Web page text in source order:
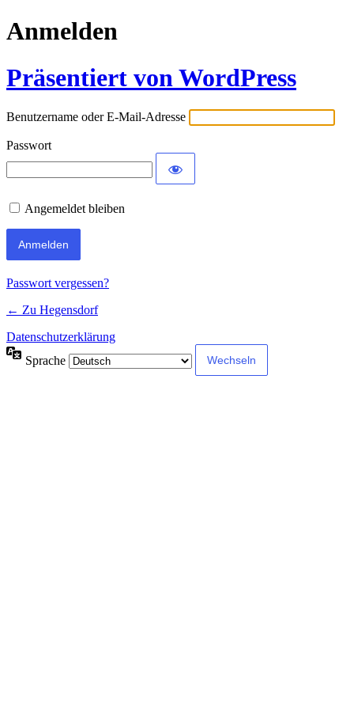
Anmelden
Präsentiert von WordPress
Benutzername oder E-Mail-Adresse
Passwort
Angemeldet bleiben
Passwort vergessen?
← Zu Hegensdorf
Datenschutzerklärung
Sprache